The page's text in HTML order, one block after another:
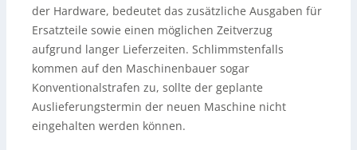
der Hardware, bedeutet das zusätzliche Ausgaben für
Ersatzteile sowie einen möglichen Zeitverzug
aufgrund langer Lieferzeiten. Schlimmstenfalls
kommen auf den Maschinenbauer sogar
Konventionalstrafen zu, sollte der geplante
Auslieferungstermin der neuen Maschine nicht
eingehalten werden können.